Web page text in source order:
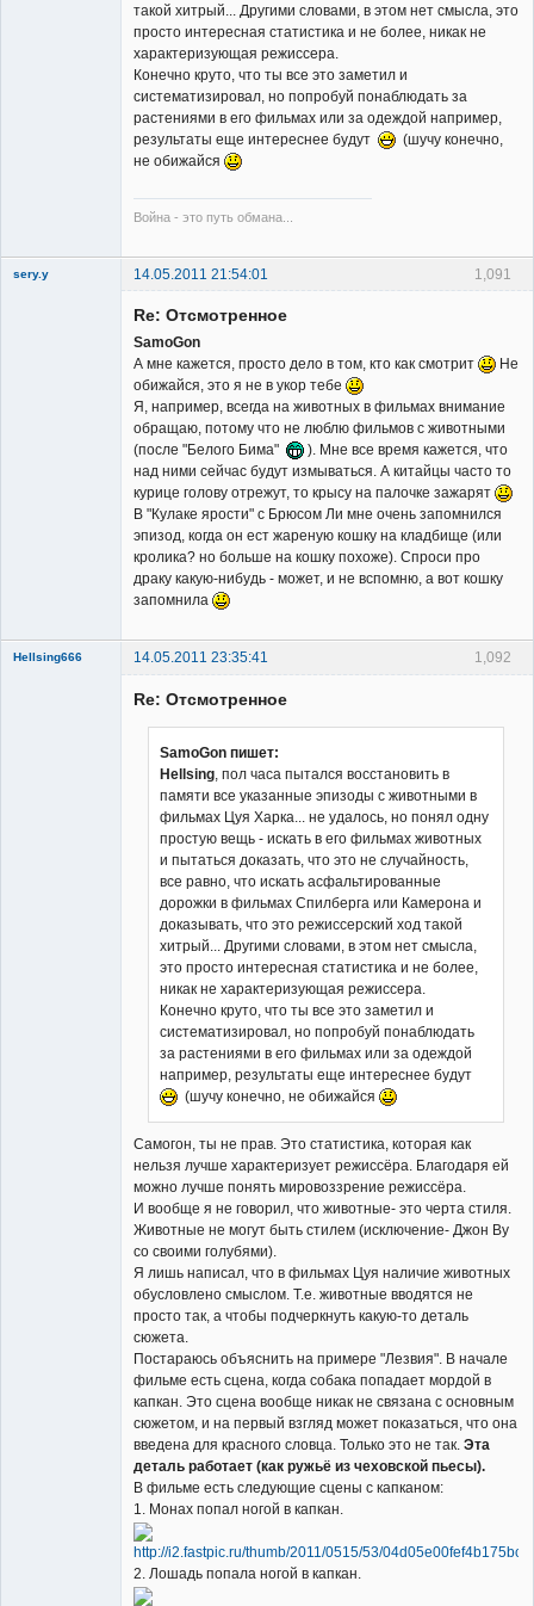
такой хитрый... Другими словами, в этом нет смысла, это
просто интересная статистика и не более, никак не
характеризующая режиссера.
Конечно круто, что ты все это заметил и
систематизировал, но попробуй понаблюдать за
растениями в его фильмах или за одеждой например,
результаты еще интереснее будут
(шучу конечно,
не обижайся
Война - это путь обмана...
1,091
sery.y 14.05.2011 21:54:01
Re: Отсмотренное
SamoGon
А мне кажется, просто дело в том, кто как смотрит
Не
обижайся, это я не в укор тебе
Я, например, всегда на животных в фильмах внимание
обращаю, потому что не люблю фильмов с животными
(после "Белого Бима"
). Мне все время кажется, что
над ними сейчас будут измываться. А китайцы часто то
курице голову отрежут, то крысу на палочке зажарят
В "Кулаке ярости" с Брюсом Ли мне очень запомнился
эпизод, когда он ест жареную кошку на кладбище (или
кролика? но больше на кошку похоже). Спроси про
драку какую-нибудь - может, и не вспомню, а вот кошку
запомнила
1,092
Hellsing666 14.05.2011 23:35:41
Re: Отсмотренное
SamoGon пишет:
Hellsing , пол часа пытался восстановить в
памяти все указанные эпизоды с животными в
фильмах Цуя Харка... не удалось, но понял одну
простую вещь - искать в его фильмах животных
и пытаться доказать, что это не случайность,
все равно, что искать асфальтированные
дорожки в фильмах Спилберга или Камерона и
доказывать, что это режиссерский ход такой
хитрый... Другими словами, в этом нет смысла,
это просто интересная статистика и не более,
никак не характеризующая режиссера.
Конечно круто, что ты все это заметил и
систематизировал, но попробуй понаблюдать
за растениями в его фильмах или за одеждой
например, результаты еще интереснее будут
(шучу конечно, не обижайся
Самогон, ты не прав. Это статистика, которая как
нельзя лучше характеризует режиссёра. Благодаря ей
можно лучше понять мировоззрение режиссёра.
И вообще я не говорил, что животные- это черта стиля.
Животные не могут быть стилем (исключение- Джон Ву
со своими голубями).
Я лишь написал, что в фильмах Цуя наличие животных
обусловлено смыслом. Т.е. животные вводятся не
просто так, а чтобы подчеркнуть какую-то деталь
сюжета.
Постараюсь объяснить на примере "Лезвия". В начале
фильме есть сцена, когда собака попадает мордой в
капкан. Это сцена вообще никак не связана с основным
сюжетом, и на первый взгляд может показаться, что она
введена для красного словца. Только это не так. Эта
деталь работает (как ружьё из чеховской пьесы).
В фильме есть следующие сцены с капканом:
1. Монах попал ногой в капкан.
2. Лошадь попала ногой в капкан.